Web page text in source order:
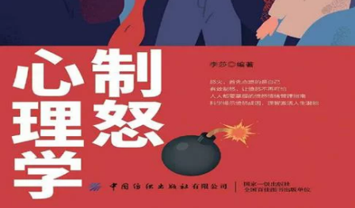
男裝 化妝保養 情趣用品
日本購物 電子/紙本書
HOT